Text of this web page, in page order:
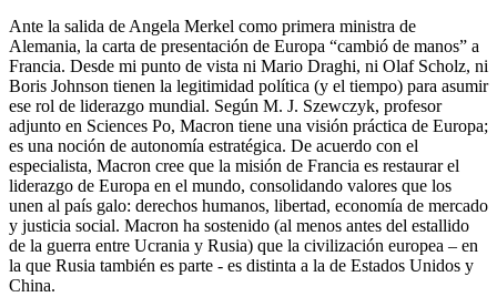
Ante la salida de Angela Merkel como primera ministra de
Alemania, la carta de presentación de Europa “cambió de manos” a
Francia. Desde mi punto de vista ni Mario Draghi, ni Olaf Scholz, ni
Boris Johnson tienen la legitimidad política (y el tiempo) para asumir
ese rol de liderazgo mundial. Según M. J. Szewczyk, profesor
adjunto en Sciences Po, Macron tiene una visión práctica de Europa;
es una noción de autonomía estratégica. De acuerdo con el
especialista, Macron cree que la misión de Francia es restaurar el
liderazgo de Europa en el mundo, consolidando valores que los
unen al país galo: derechos humanos, libertad, economía de mercado
y justicia social. Macron ha sostenido (al menos antes del estallido
de la guerra entre Ucrania y Rusia) que la civilización europea – en
la que Rusia también es parte - es distinta a la de Estados Unidos y
China.